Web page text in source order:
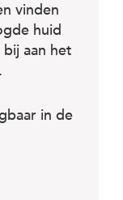
vinden
huid
aan het
in de